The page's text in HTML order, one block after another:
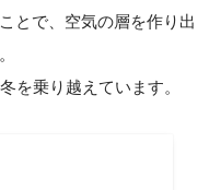
とで、空気の層を作り出
を乗り越えています。